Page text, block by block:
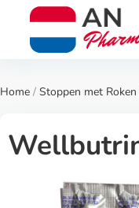
Home / Stoppen met Roken